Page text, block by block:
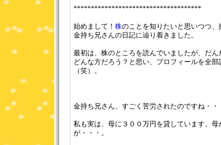
*************************************
始めまして！ 株のことを知りたいと思いつつ、
金持ち兄さんの日記に辿り着きました。
最初は、株のところを読んでいましたが、だん
どんな方だろう？と思い、プロフィールを全
（笑）。
金持ち兄さん、すごく苦労されたのですね・・
私も実は、母に３００万円を貸しています。
が・・・。